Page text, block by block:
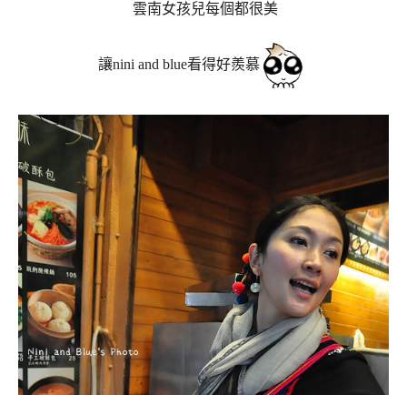
雲南女孩兒每個都很美
讓nini and blue看得好羨慕